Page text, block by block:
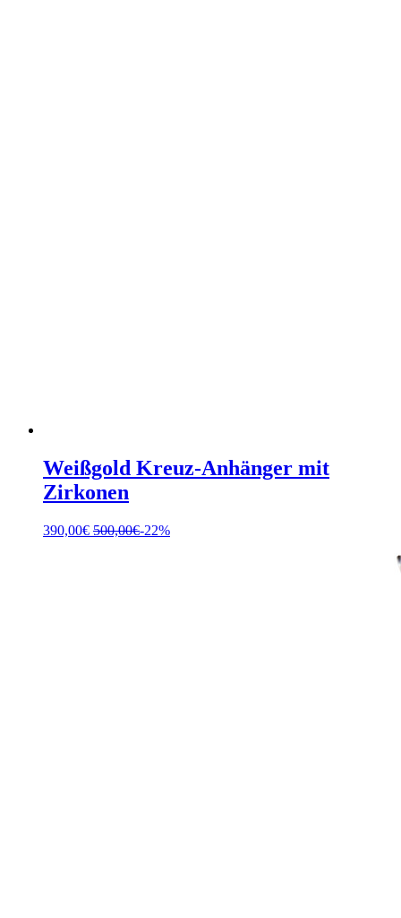
Weißgold Kreuz-Anhänger mit
Zirkonen
390,00€ 500,00€-22%